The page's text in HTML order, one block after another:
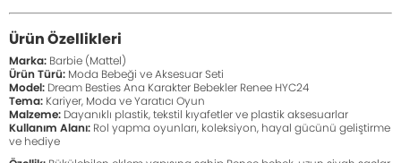
Ürün Özellikleri
Marka: Barbie (Mattel)
Ürün Türü: Moda Bebeği ve Aksesuar Seti
Model: Dream Besties Ana Karakter Bebekler Renee HYC24
Tema: Kariyer, Moda ve Yaratıcı Oyun
Malzeme: Dayanıklı plastik, tekstil kıyafetler ve plastik aksesuarlar
Kullanım Alanı: Rol yapma oyunları, koleksiyon, hayal gücünü geliştirme
ve hediye